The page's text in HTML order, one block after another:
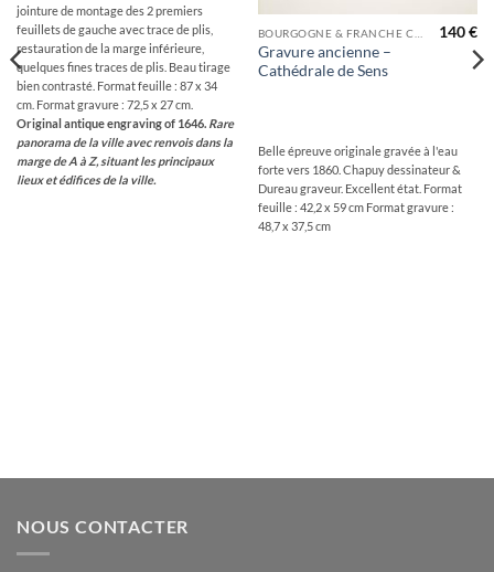
jointure de montage des 2 premiers
feuillets de gauche avec trace de plis,
restauration de la marge inférieure,
quelques fines traces de plis. Beau tirage
bien contrasté. Format feuille : 87 x 34
cm. Format gravure : 72,5 x 27 cm.
Original antique engraving of 1646. Rare
panorama de la ville avec renvois dans la
marge de A à Z, situant les principaux
lieux et édifices de la ville.
Gravure ancienne –
Cathédrale de Sens
140€
Belle épreuve originale gravée à l'eau
forte vers 1860. Chapuy dessinateur &
Dureau graveur. Excellent état. Format
feuille : 42,2 x 59 cm Format gravure :
48,7 x 37,5 cm
NOUS CONTACTER